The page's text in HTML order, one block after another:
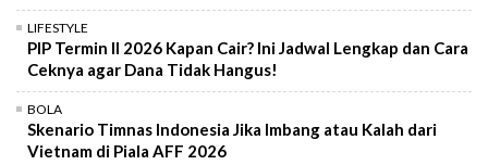
LIFESTYLE
PIP Termin II 2026 Kapan Cair? Ini Jadwal Lengkap dan Cara
Ceknya agar Dana Tidak Hangus!
BOLA
Skenario Timnas Indonesia Jika Imbang atau Kalah dari
Vietnam di Piala AFF 2026